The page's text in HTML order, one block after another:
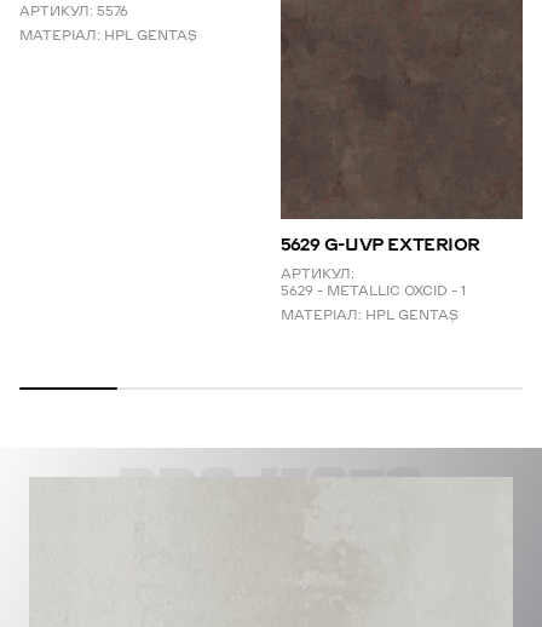
АРТИКУЛ: 5576
МАТЕРІАЛ: HPL GENTAŞ
5629 G-UVP EXTERIOR
АРТИКУЛ:
5629 – METALLIC OXCID – 1
МАТЕРІАЛ: HPL GENTAŞ
PROJECTS